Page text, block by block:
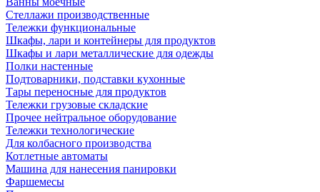
Стеллажи производственные
Тележки функциональные
Шкафы, лари и контейнеры для продуктов
Шкафы и лари металлические для одежды
Полки настенные
Подтоварники, подставки кухонные
Тары переносные для продуктов
Тележки грузовые складские
Прочее нейтральное оборудование
Тележки технологические
Для колбасного производства
Котлетные автоматы
Машина для нанесения панировки
Фаршемесы